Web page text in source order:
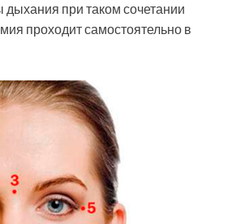
дыхания при таком сочетании
проходит самостоятельно в